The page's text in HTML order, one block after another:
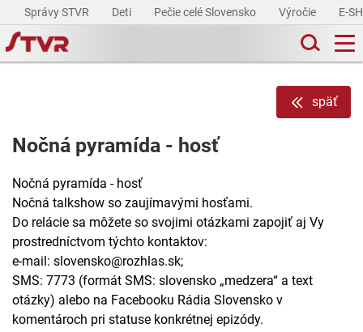
Správy STVR Deti Pečie celé Slovensko Výročie E-
späť
Nočná pyramída - hosť
Nočná pyramída - hosť
Nočná talkshow so zaujímavými hosťami.
Do relácie sa môžete so svojimi otázkami zapojiť aj Vy
prostredníctvom týchto kontaktov:
e-mail: slovensko@rozhlas.sk;
SMS: 7773 (formát SMS: slovensko „medzera“ a text
otázky) alebo na Facebooku Rádia Slovensko v
komentároch pri statuse konkrétnej epizódy.